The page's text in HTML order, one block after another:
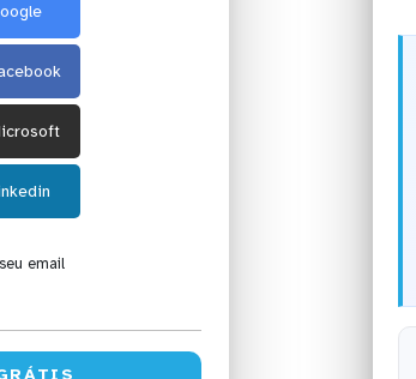
email